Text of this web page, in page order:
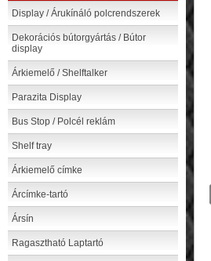
Display / Árukínáló polcrendszerek
Dekorációs bútorgyártás / Bútor
display
Árkiemelő / Shelftalker
Parazita Display
Bus Stop / Polcél reklám
Shelf tray
Árkiemelő címke
Árcímke-tartó
Ársín
Ragasztható Laptartó